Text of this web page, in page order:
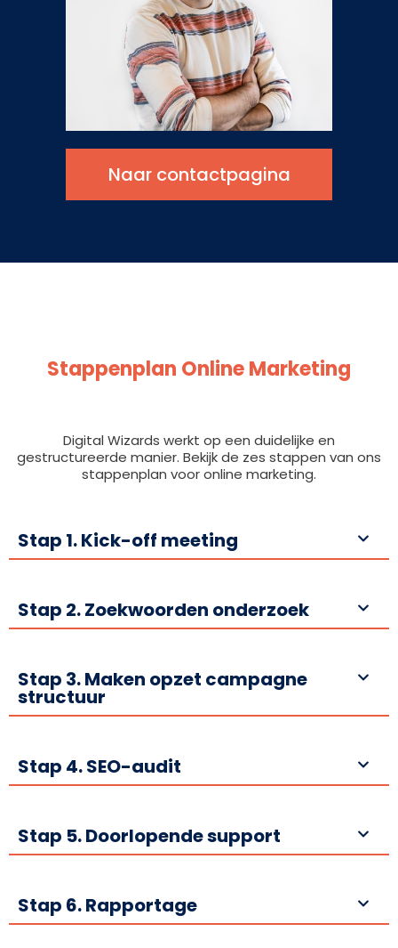
Naar contactpagina
Stappenplan Online Marketing
Digital Wizards werkt op een duidelijke en
gestructureerde manier. Bekijk de zes stappen van ons
stappenplan voor online marketing.
Stap 1. Kick-off meeting
Stap 2. Zoekwoorden onderzoek
Stap 3. Maken opzet campagne
structuur
Stap 4. SEO-audit
Stap 5. Doorlopende support
Stap 6. Rapportage